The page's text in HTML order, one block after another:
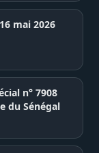
mai 2026
n° 7908
du Sénégal